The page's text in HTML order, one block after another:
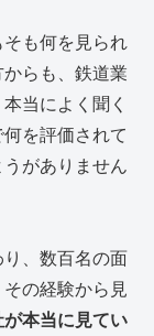
そも何を見られ
らも、鉄道業
当によく聞く
を評価されて
がありません
、数百名の面
の経験から見
本当に見てい